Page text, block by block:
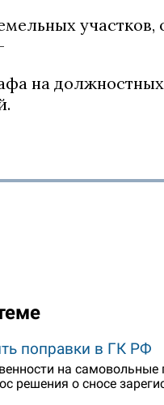
участков,
на
поправки в ГК РФ
на
решения о сносе